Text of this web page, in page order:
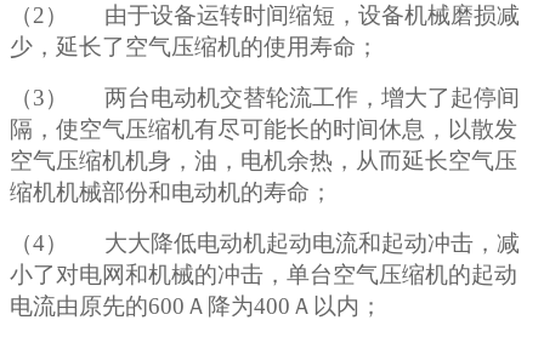
（2） 由于设备运转时间缩短，设备机械磨损减
少，延长了空气压缩机的使用寿命；
（3） 两台电动机交替轮流工作，增大了起停间
隔，使空气压缩机有尽可能长的时间休息，以散发
空气压缩机机身，油，电机余热，从而延长空气压
缩机机械部份和电动机的寿命；
（4） 大大降低电动机起动电流和起动冲击，减
小了对电网和机械的冲击，单台空气压缩机的起动
电流由原先的600Ａ降为400Ａ以内；